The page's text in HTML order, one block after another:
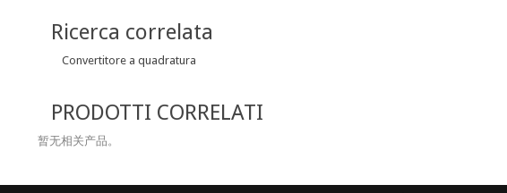
Ricerca correlata
Convertitore a quadratura
PRODOTTI CORRELATI
暂无相关产品。